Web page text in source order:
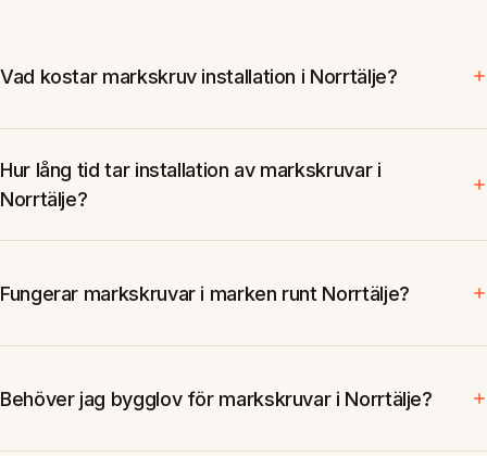
Vad kostar markskruv installation i Norrtälje?
Hur lång tid tar installation av markskruvar i
Norrtälje?
Fungerar markskruvar i marken runt Norrtälje?
Behöver jag bygglov för markskruvar i Norrtälje?